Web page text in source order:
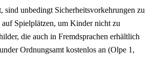
sind unbedingt Sicherheitsvorkehrungen zu
Spielplätzen, um Kinder nicht zu
die auch in Fremdsprachen erhältlich
Ordnungsamt kostenlos an (Olpe 1,